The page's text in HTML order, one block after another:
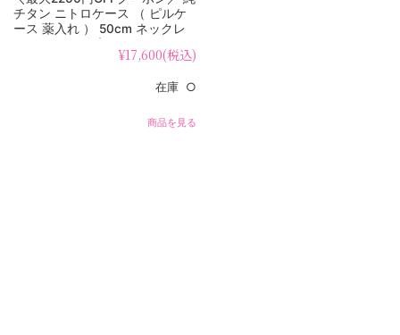
チタン ニトロケース （ ピルケ
ース 薬入れ ） 50cm ネックレ
¥17,600(税込)
在庫 ○
商品を見る